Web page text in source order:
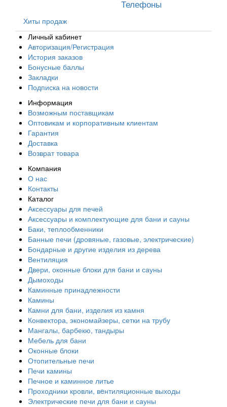
Телефоны
Хиты продаж
Личный кабинет
Авторизация/Регистрация
История заказов
Бонусные баллы
Закладки
Подписка на новости
Информация
Возможным поставщикам
Оптовикам и корпоративным клиентам
Гарантия
Доставка
Возврат товара
Компания
О нас
Контакты
Каталог
Аксессуары для печей
Аксессуары и комплектующие для бани и сауны
Баки, теплообменники
Банные печи (дровяные, газовые, электрические)
Бондарные и другие изделия из дерева
Вентиляция
Двери, оконные блоки для бани и сауны
Дымоходы
Каминные принадлежности
Камины
Камни для бани, изделия из камня
Конвектора, экономайзеры, сетки на трубу
Мангалы, барбекю, тандыры
Мебель для бани
Оконные блоки
Отопительные печи
Печи камины
Печное и каминное литье
Проходники кровли, вeнтиляционные выходы
Электрические печи для бани и сауны